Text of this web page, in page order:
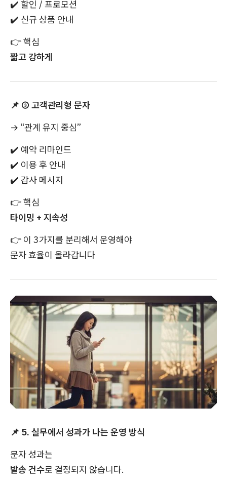
✔️ 할인 / 프로모션
✔️ 신규 상품 안내
👉핵심
짧고 강하게
📌 ③ 고객관리형 문자
→ “관계 유지 중심”
✔️ 예약 리마인드
✔️ 이용 후 안내
✔️ 감사 메시지
👉핵심
타이밍 + 지속성
👉 이 3가지를 분리해서 운영해야
문자 효율이 올라갑니다
📌 5. 실무에서 성과가 나는 운영 방식
문자 성과는
발송 건수로 결정되지 않습니다.